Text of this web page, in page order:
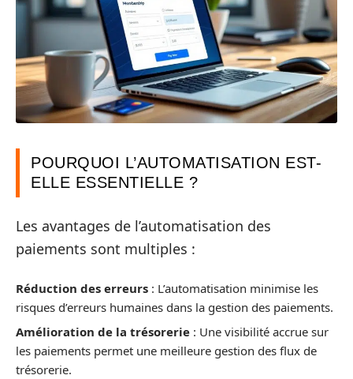
POURQUOI L’AUTOMATISATION EST-
ELLE ESSENTIELLE ?
Les avantages de l’automatisation des
paiements sont multiples :
Réduction des erreurs : L’automatisation minimise les
risques d’erreurs humaines dans la gestion des paiements.
Amélioration de la trésorerie : Une visibilité accrue sur
les paiements permet une meilleure gestion des flux de
trésorerie.